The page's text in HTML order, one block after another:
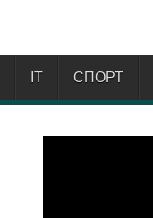
IT СПОРТ